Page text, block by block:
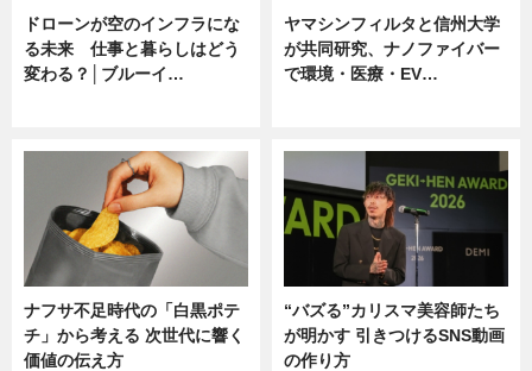
ドローンが空のインフラにな
る未来 仕事と暮らしはどう
変わる？│ブルーイ…
ヤマシンフィルタと信州大学
が共同研究、ナノファイバー
で環境・医療・EV…
ナフサ不足時代の「白黒ポテ
チ」から考える 次世代に響く
価値の伝え方
“バズる”カリスマ美容師たち
が明かす 引きつけるSNS動画
の作り方